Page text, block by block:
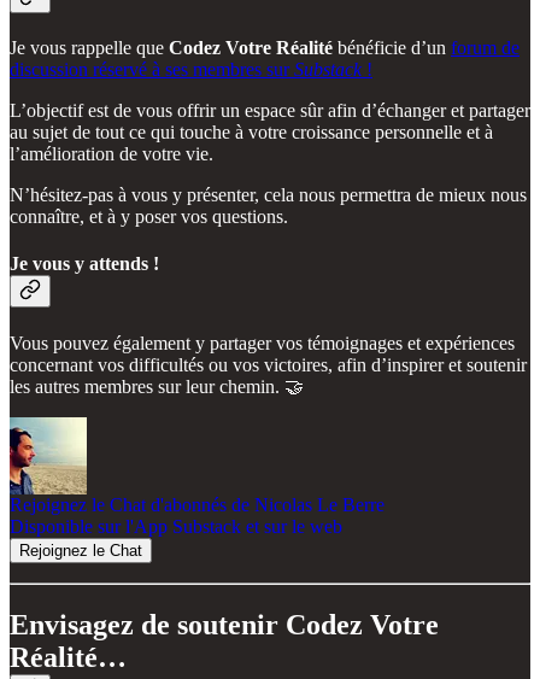
Je vous rappelle que Codez Votre Réalité bénéficie d’un forum de
discussion réservé à ses membres surSubstack !
L’objectif est de vous offrir un espace sûr afin d’échanger et partager
au sujet de tout ce qui touche à votre croissance personnelle et à
l’amélioration de votre vie.
N’hésitez-pas à vous y présenter, cela nous permettra de mieux nous
connaître, et à y poser vos questions.
Je vous y attends !
Vous pouvez également y partager vos témoignages et expériences
concernant vos difficultés ou vos victoires, afin d’inspirer et soutenir
les autres membres sur leur chemin. 🤝
Rejoignez le Chat d'abonnés de Nicolas Le Berre
Disponible sur l'App Substack et sur le web
Rejoignez le Chat
Envisagez de soutenir Codez Votre
Réalité…